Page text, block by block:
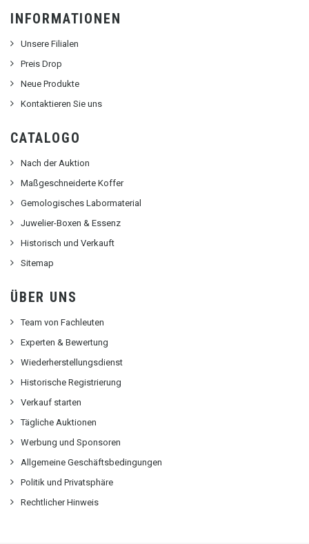
INFORMATIONEN
Unsere Filialen
Preis Drop
Neue Produkte
Kontaktieren Sie uns
CATALOGO
Nach der Auktion
Maßgeschneiderte Koffer
Gemologisches Labormaterial
Juwelier-Boxen & Essenz
Historisch und Verkauft
Sitemap
ÜBER UNS
Team von Fachleuten
Experten & Bewertung
Wiederherstellungsdienst
Historische Registrierung
Verkauf starten
Tägliche Auktionen
Werbung und Sponsoren
Allgemeine Geschäftsbedingungen
Politik und Privatsphäre
Rechtlicher Hinweis